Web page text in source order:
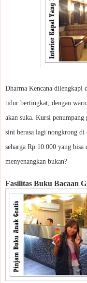
Dharma Kencana dilengkapi
tidur bertingkat, dengan
akan suka. Kursi
sini berasa lagi nongkrong
seharga Rp 10.000 yang
menyenangkan bukan?
Fasilitas Buku Bacaan